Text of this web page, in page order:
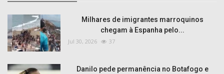
Milhares de imigrantes marroquinos
chegam à Espanha pelo...
Jul 30, 2026 37
Danilo pede permanência no Botafogo e